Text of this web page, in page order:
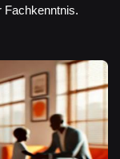
Fachkenntnis.